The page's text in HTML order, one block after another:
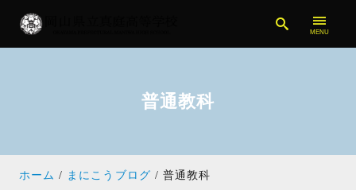
普通教科
ホーム まにこうブログ 普通教科